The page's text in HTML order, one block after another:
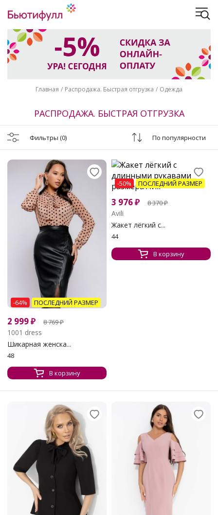
Главная Распродажа. Быстрая отгрузка Одежда
РАСПРОДАЖА. БЫСТРАЯ ОТГРУЗКА
Фильтры (0) По популярности
-64% ПОСЛЕДНИЙ РАЗМЕР
2 999₽ 8 769₽
1001 dress
Шикарная женска...
48
В корзину
-50% ПОСЛЕДНИЙ РАЗМЕР
3 976₽ 8 370₽
Avili
Жакет лёгкий с...
44
В корзину